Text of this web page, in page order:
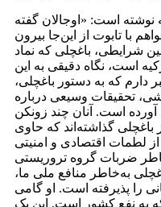
نوشته است: «اوجالان گفته
با تابوت از این‌جا بیرون
شرایطی، باغچلی که نماد
است، نگاه دقیقی به این
دارم که به دستور باغچلی،
تحقیقات وسیعی درباره
است. آنان چند زونکن
گذاشته‌اند که حاوی
از لطمات اقتصادی و امنیتی
ضربات گروه تروریستی
به‌خاطر منافع ملی ما،
را پذیرفته است. او گامی
به نفع کشور است. این یک